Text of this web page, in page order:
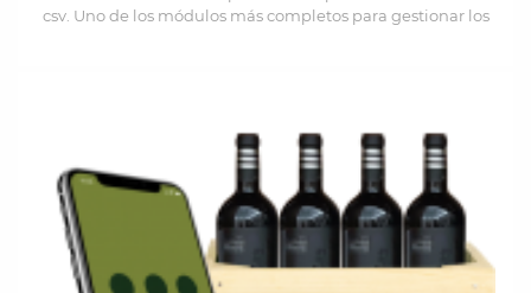
csv. Uno de los módulos más completos para gestionar los